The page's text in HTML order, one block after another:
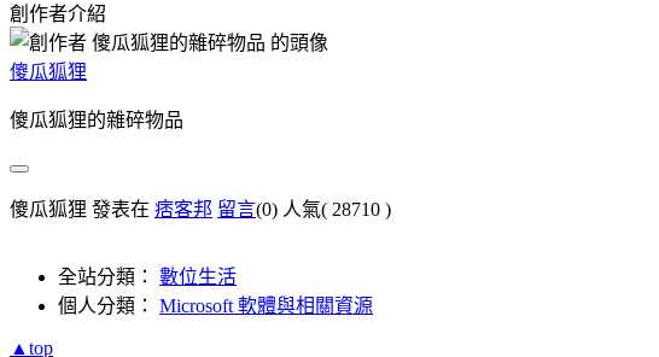
創作者介紹
傻瓜狐狸
傻瓜狐狸的雜碎物品
傻瓜狐狸 發表在 痞客邦 留言(0) 人氣( 28710 )
全站分類： 數位生活
個人分類： Microsoft 軟體與相關資源
▲top